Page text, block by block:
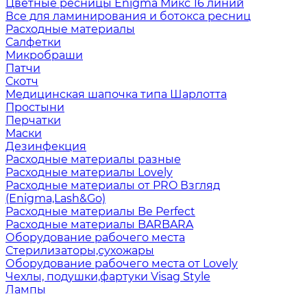
Цветные ресницы Enigma Микс 16 линий
Все для ламинирования и ботокса ресниц
Расходные материалы
Салфетки
Микробраши
Патчи
Скотч
Медицинская шапочка типа Шарлотта
Простыни
Перчатки
Маски
Дезинфекция
Расходные материалы разные
Расходные материалы Lovely
Расходные материалы от PRO Взгляд
(Enigma,Lash&Go)
Расходные материалы Be Perfect
Расходные материалы BARBARA
Оборудование рабочего места
Стерилизаторы,сухожары
Оборудование рабочего места от Lovely
Чехлы, подушки,фартуки Visag Style
Лампы